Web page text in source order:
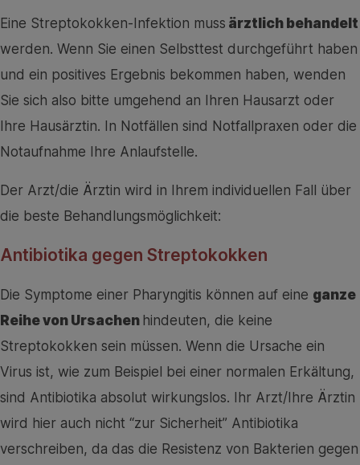
Eine Streptokokken-Infektion muss ärztlich behandelt
werden. Wenn Sie einen Selbsttest durchgeführt haben
und ein positives Ergebnis bekommen haben, wenden
Sie sich also bitte umgehend an Ihren Hausarzt oder
Ihre Hausärztin. In Notfällen sind Notfallpraxen oder die
Notaufnahme Ihre Anlaufstelle.
Der Arzt/die Ärztin wird in Ihrem individuellen Fall über
die beste Behandlungsmöglichkeit:
Antibiotika gegen Streptokokken
Die Symptome einer Pharyngitis können auf eine ganze
Reihe von Ursachen hindeuten, die keine
Streptokokken sein müssen. Wenn die Ursache ein
Virus ist, wie zum Beispiel bei einer normalen Erkältung,
sind Antibiotika absolut wirkungslos. Ihr Arzt/Ihre Ärztin
wird hier auch nicht “zur Sicherheit” Antibiotika
verschreiben, da das die Resistenz von Bakterien gegen